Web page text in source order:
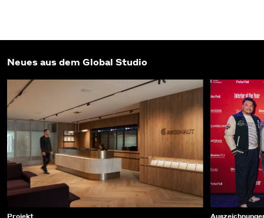
Neues aus dem Global Studio
Projekt